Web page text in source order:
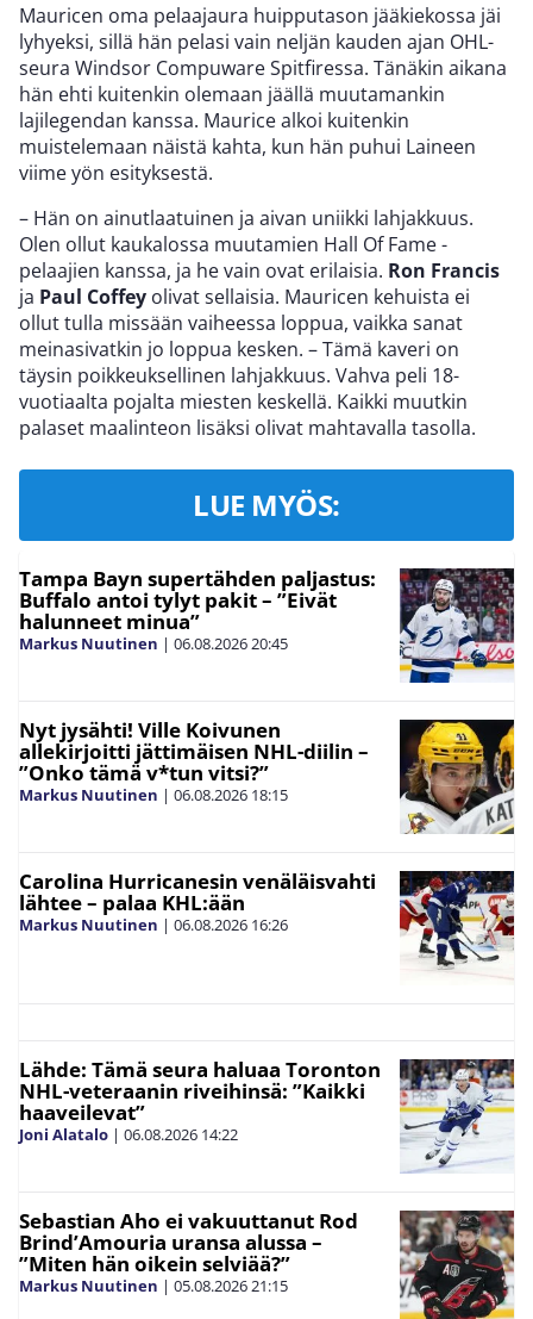
Mauricen oma pelaajaura huipputason jääkiekossa jäi
lyhyeksi, sillä hän pelasi vain neljän kauden ajan OHL-
seura Windsor Compuware Spitfiressa. Tänäkin aikana
hän ehti kuitenkin olemaan jäällä muutamankin
lajilegendan kanssa. Maurice alkoi kuitenkin
muistelemaan näistä kahta, kun hän puhui Laineen
viime yön esityksestä.
– Hän on ainutlaatuinen ja aivan uniikki lahjakkuus.
Olen ollut kaukalossa muutamien Hall Of Fame -
pelaajien kanssa, ja he vain ovat erilaisia. Ron Francis
ja Paul Coffey olivat sellaisia. Mauricen kehuista ei
ollut tulla missään vaiheessa loppua, vaikka sanat
meinasivatkin jo loppua kesken. – Tämä kaveri on
täysin poikkeuksellinen lahjakkuus. Vahva peli 18-
vuotiaalta pojalta miesten keskellä. Kaikki muutkin
palaset maalinteon lisäksi olivat mahtavalla tasolla.
LUE MYÖS:
Tampa Bayn supertähden paljastus:
Buffalo antoi tylyt pakit – ”Eivät
halunneet minua”
Markus Nuutinen | 06.08.2026 20:45
Nyt jysähti! Ville Koivunen
allekirjoitti jättimäisen NHL-diilin –
”Onko tämä v*tun vitsi?”
Markus Nuutinen | 06.08.2026 18:15
Carolina Hurricanesin venäläisvahti
lähtee – palaa KHL:ään
Markus Nuutinen | 06.08.2026 16:26
Lähde: Tämä seura haluaa Toronton
NHL-veteraanin riveihinsä: ”Kaikki
haaveilevat”
Joni Alatalo | 06.08.2026 14:22
Sebastian Aho ei vakuuttanut Rod
Brind’Amouria uransa alussa –
”Miten hän oikein selviää?”
Markus Nuutinen | 05.08.2026 21:15